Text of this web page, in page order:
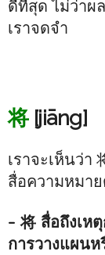
ดีที่สุด ไม่ว่าผ
เราจดจำ
将[jiāng]
เราจะเห็นว่า
สื่อความหมา
– 将 สื่อถึงเห
การวางแผน